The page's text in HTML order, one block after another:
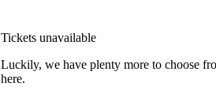
Tickets unavailable
Luckily, we have plenty more to choose
here.